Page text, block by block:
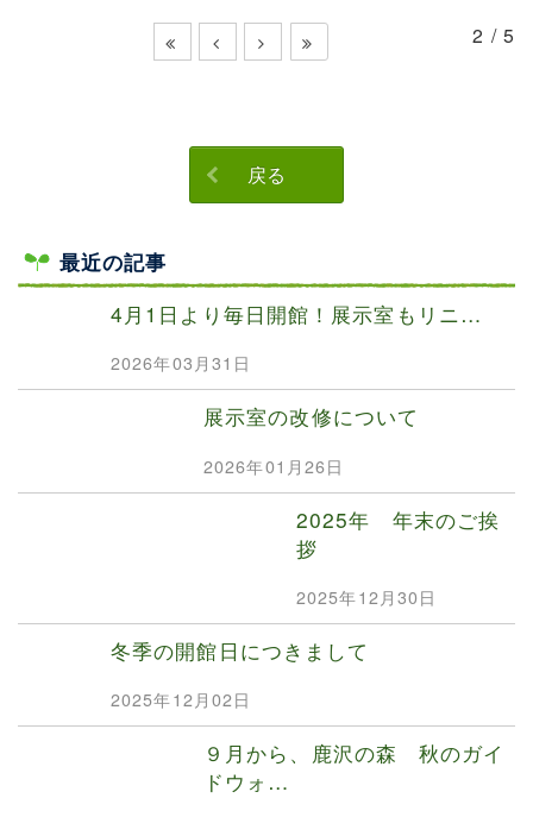
2 / 5
戻る
最近の記事
4月1日より毎日開館！展示室もリニ…
2026年03月31日
展示室の改修について
2026年01月26日
2025年 年末のご挨
拶
2025年12月30日
冬季の開館日につきまして
2025年12月02日
９月から、鹿沢の森 秋のガイ
ドウォ…